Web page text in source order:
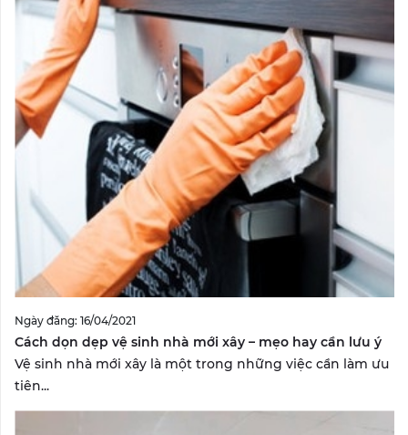
Ngày đăng: 16/04/2021
Cách dọn dẹp vệ sinh nhà mới xây – mẹo hay cần lưu ý
Vệ sinh nhà mới xây là một trong những việc cần làm ưu
tiên...